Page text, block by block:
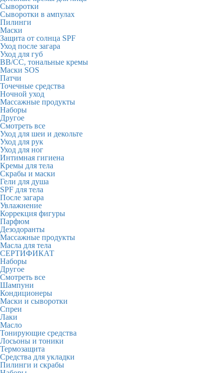
Сыворотки
Сыворотки в ампулах
Пилинги
Маски
Защита от солнца SPF
Уход после загара
Уход для губ
BB/CC, тональные кремы
Маски SOS
Патчи
Точечные средства
Ночной уход
Массажные продукты
Наборы
Другое
Смотреть все
Уход для шеи и декольте
Уход для рук
Уход для ног
Интимная гигиена
Кремы для тела
Скрабы и маски
Гели для душа
SPF для тела
После загара
Увлажнение
Коррекция фигуры
Парфюм
Дезодоранты
Массажные продукты
Масла для тела
СЕРТИФИКАТ
Наборы
Другое
Смотреть все
Шампуни
Кондиционеры
Маски и сыворотки
Спреи
Лаки
Масло
Тонирующие средства
Лосьоны и тоники
Термозащита
Средства для укладки
Пилинги и скрабы